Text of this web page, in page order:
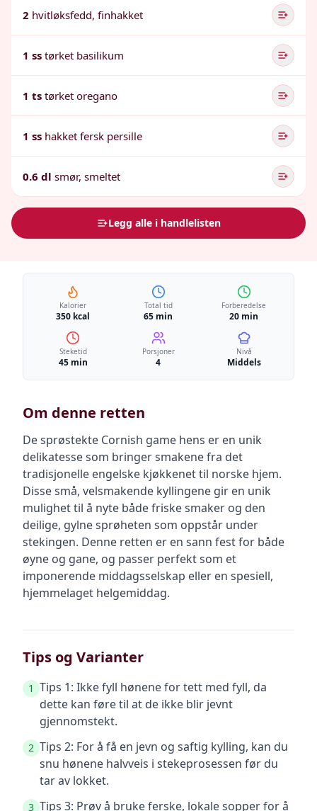
2 hvitløksfedd, finhakket
1 ss tørket basilikum
1 ts tørket oregano
1 ss hakket fersk persille
0.6 dl smør, smeltet
Legg alle i handlelisten
Kalorier
350 kcal
Total tid
65 min
Forberedelse
20 min
Steketid
45 min
Porsjoner
4
Nivå
Middels
Om denne retten
De sprøstekte Cornish game hens er en unik
delikatesse som bringer smakene fra det
tradisjonelle engelske kjøkkenet til norske hjem.
Disse små, velsmakende kyllingene gir en unik
mulighet til å nyte både friske smaker og den
deilige, gylne sprøheten som oppstår under
stekingen. Denne retten er en sann fest for både
øyne og gane, og passer perfekt som et
imponerende middagsselskap eller en spesiell,
hjemmelaget helgemiddag.
Tips og Varianter
1 Tips 1: Ikke fyll hønene for tett med fyll, da
dette kan føre til at de ikke blir jevnt
gjennomstekt.
2 Tips 2: For å få en jevn og saftig kylling, kan du
snu hønene halvveis i stekeprosessen før du
tar av lokket.
3 Tips 3: Prøv å bruke ferske, lokale sopper for å